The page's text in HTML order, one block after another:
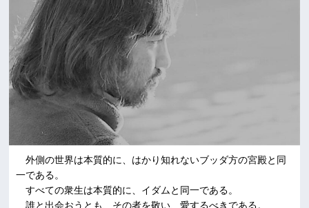
外側の世界は本質的に、はかり知れないブッダ方の宮殿と同
一である。
すべての衆生は本質的に、イダムと同一である。
誰と出会おうとも、その者を敬い、愛するべきである。